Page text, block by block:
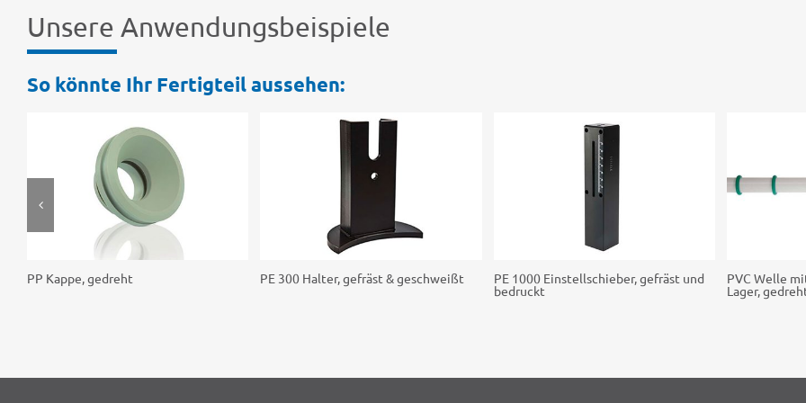
Unsere Anwen­dungs­bei­spiele
So könnte Ihr Fertig­teil aussehen:
PP Kappe, gedreht PE 300 Halter, gefräst & geschweißt PE 1000 Einstell­schie­ber, gefräst und
bedruckt
PVC Welle
Lager,